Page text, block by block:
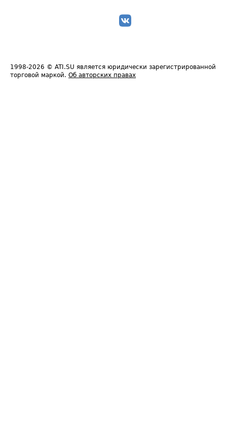
1998-2026 © ATI.SU является юридически зарегистрированной
торговой маркой. Об авторских правах